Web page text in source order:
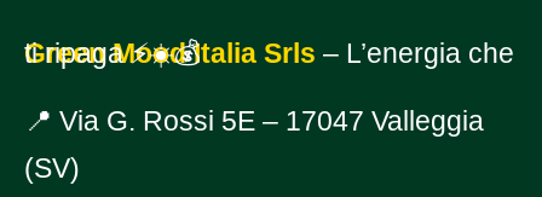
Green Mood Italia Srls
– L’energia che ti ripaga ⚡☀️💰
📍 Via G. Rossi 5E – 17047 Valleggia
(SV)